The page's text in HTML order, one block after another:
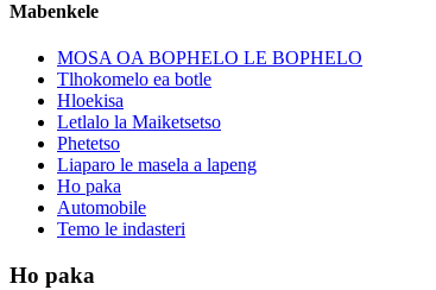
Mabenkele
MOSA OA BOPHELO LE BOPHELO
Tlhokomelo ea botle
Hloekisa
Letlalo la Maiketsetso
Phetetso
Liaparo le masela a lapeng
Ho paka
Automobile
Temo le indasteri
Ho paka